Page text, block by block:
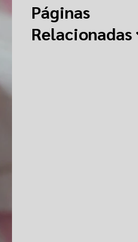
Páginas
Relacionadas